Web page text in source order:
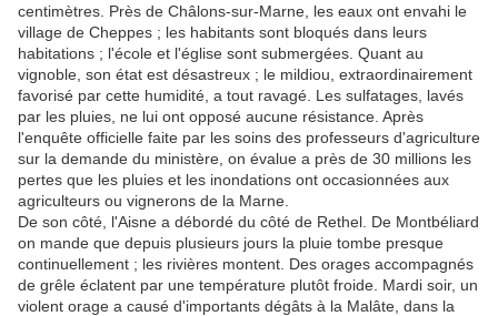
centimètres. Près de Châlons-sur-Marne, les eaux ont envahi le
village de Cheppes ; les habitants sont bloqués dans leurs
habitations ; l'école et l'église sont submergées. Quant au
vignoble, son état est désastreux ; le mildiou, extraordinairement
favorisé par cette humidité, a tout ravagé. Les sulfatages, lavés
par les pluies, ne lui ont opposé aucune résistance. Après
l'enquête officielle faite par les soins des professeurs d'agriculture
sur la demande du ministère, on évalue a près de 30 millions les
pertes que les pluies et les inondations ont occasionnées aux
agriculteurs ou vignerons de la Marne.
De son côté, l'Aisne a débordé du côté de Rethel. De Montbéliard
on mande que depuis plusieurs jours la pluie tombe presque
continuellement ; les rivières montent. Des orages accompagnés
de grêle éclatent par une température plutôt froide. Mardi soir, un
violent orage a causé d'importants dégâts à la Malâte, dans la